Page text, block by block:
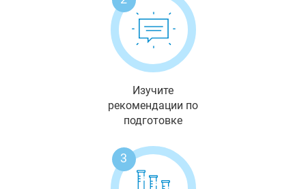
Изучите
рекомендации по
подготовке
3